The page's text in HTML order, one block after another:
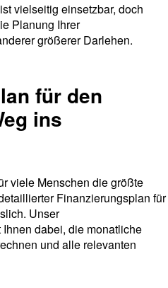
vielseitig einsetzbar, doch
Planung Ihrer
größerer Darlehen.
für den
ins
viele Menschen die größte
Finanzierungsplan für
Unser
dabei, die monatliche
und alle relevanten